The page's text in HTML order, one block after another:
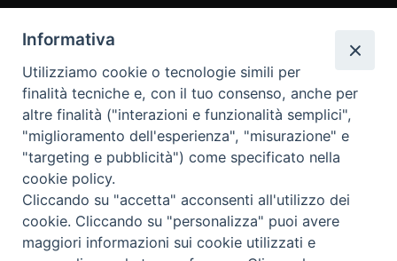
86170 Isernia
086550849
segreteria@diocesiiserniavenafro.it
I nostri social
Copyright © 2018 - Diocesi di Isernia-Venafro (C.F.
90008750946). Riproduzione solo con permesso.
Informativa
Utilizziamo cookie o tecnologie simili per
finalità tecniche e, con il tuo consenso, anche per
altre finalità ("interazioni e funzionalità semplici",
"miglioramento dell'esperienza", "misurazione" e
"targeting e pubblicità") come specificato nella
cookie policy.
Cliccando su "accetta" acconsenti all'utilizzo dei
cookie. Cliccando su "personalizza" puoi avere
maggiori informazioni sui cookie utilizzati e